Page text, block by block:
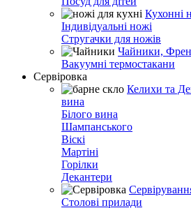
Кухонні
Індивідуальні ножі
Стругачки для ножів
Чайники,
Вакуумні термостакани
Сервіровка
Келихи та
вина
Білого вина
Шампанського
Віскі
Мартіні
Горілки
Декантери
Столові прилади